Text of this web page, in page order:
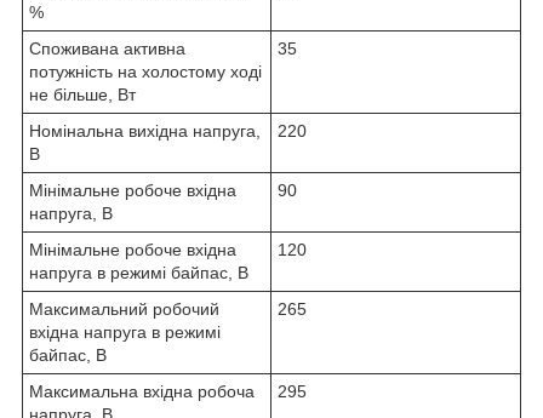
%
Споживана активна
потужність на холостому ході
не більше, Вт
35
Номінальна вихідна напруга,
В
220
Мінімальне робоче вхідна
напруга, В
90
Мінімальне робоче вхідна
напруга в режимі байпас, В
120
Максимальний робочий
вхідна напруга в режимі
байпас, В
265
Максимальна вхідна робоча
напруга, В
295